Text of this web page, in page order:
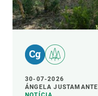
30-07-2026
ÁNGELA JUSTAMANTE